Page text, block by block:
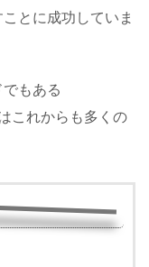
とに成功していま
もある
これからも多くの